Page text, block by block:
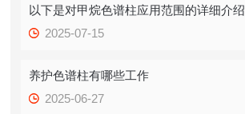
以下是对甲烷色谱柱应用范围的详细介绍
2025-07-15
养护色谱柱有哪些工作
2025-06-27